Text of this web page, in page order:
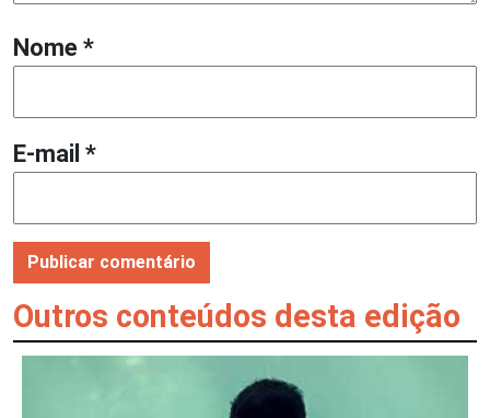
Nome *
E-mail *
Outros conteúdos desta edição